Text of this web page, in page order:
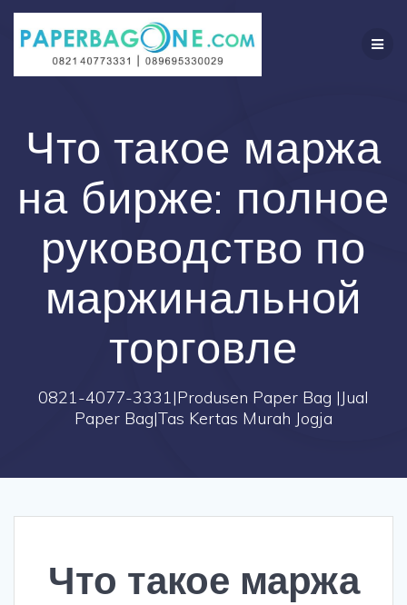
Skip
content
Что такое маржа
на бирже: полное
руководство по
маржинальной
торговле
0821-4077-3331|Produsen Paper Bag |Jual
Paper Bag|Tas Kertas Murah Jogja
Что такое маржа